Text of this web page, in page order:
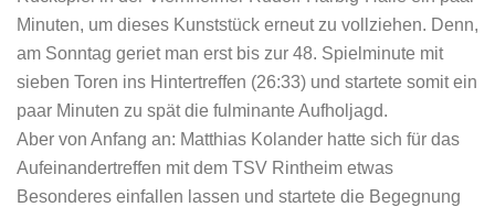
Minuten, um dieses Kunststück erneut zu vollziehen. Denn,
am Sonntag geriet man erst bis zur 48. Spielminute mit
sieben Toren ins Hintertreffen (26:33) und startete somit ein
paar Minuten zu spät die fulminante Aufholjagd.
Aber von Anfang an: Matthias Kolander hatte sich für das
Aufeinandertreffen mit dem TSV Rintheim etwas
Besonderes einfallen lassen und startete die Begegnung